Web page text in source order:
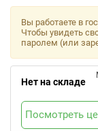
Вы работаете в
Чтобы увидеть
паролем (или
Нет на складе
Посмотреть